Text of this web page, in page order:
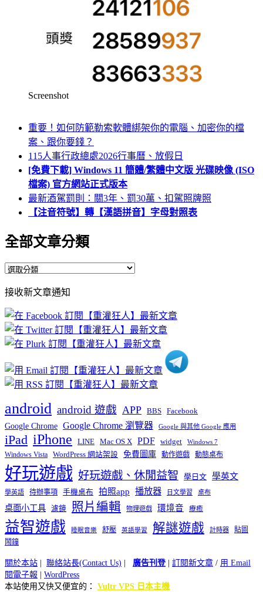
Screenshot
重要！如何防範勒索軟體綁架你的電腦、加密你的檔
案、跟你要錢？
115人事行政總處2026行事曆、放假日
[免費下載] Windows 11 簡體/繁體中文版 光碟映像 (ISO
檔案) 官方網站正式版本
最新酒駕罰則：關3年、罰30萬、扣駕照牌照
【注音符號】轉【漢語拼音】字母對照表
全部文章分類
全
文
章
分
類
接收新文章通知
android android 遊戲 APP BBS Facebook
Google Chrome Google Chrome 瀏覽器 Google 與其他 Google 應用
iPad iPhone LINE Mac OS X PDF widget Windows 7
Windows Vista WordPress 網站架設 免費圖庫 動作遊戲 動態桌布
好玩遊戲 好玩遊戲、休閒益智 學日文 學英文
學英語 待辦事項 手機桌布 拍照app 播放器 日文學習 桌布
桌面小工具 濾鏡 照片編輯 物理遊戲 環境音 療癒
益智遊戲 睡眠音樂 舒壓 英語學習 解謎遊戲 計時器
貼圖
鬧鐘
關於本站 | 聯絡站長(Contact Us) | 廣告刊登| 訂閱新文章 / 用 Email
閱電子報 | WordPress
本站使用又快又便宜的： Vultr VPS 日本主機